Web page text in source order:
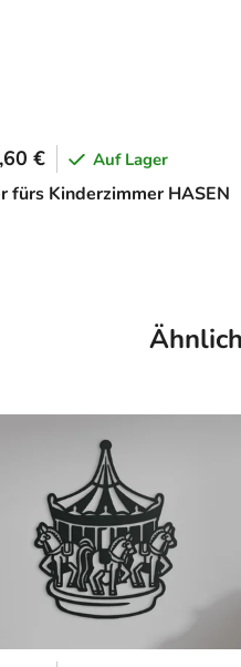
fürs Kinderzimmer HASEN
€ Auf Lager